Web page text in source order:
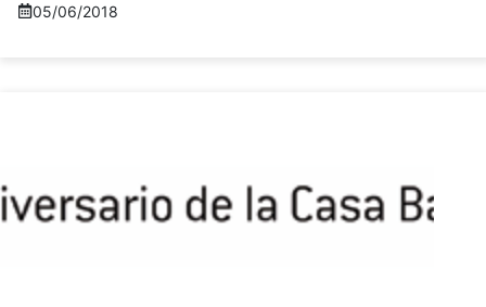
05/06/2018